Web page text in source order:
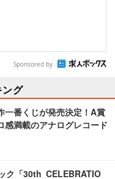
Sponsored by
ング
一番くじが発売決定！A賞
感満載のアナログレコード
ク「30th CELEBRATIO